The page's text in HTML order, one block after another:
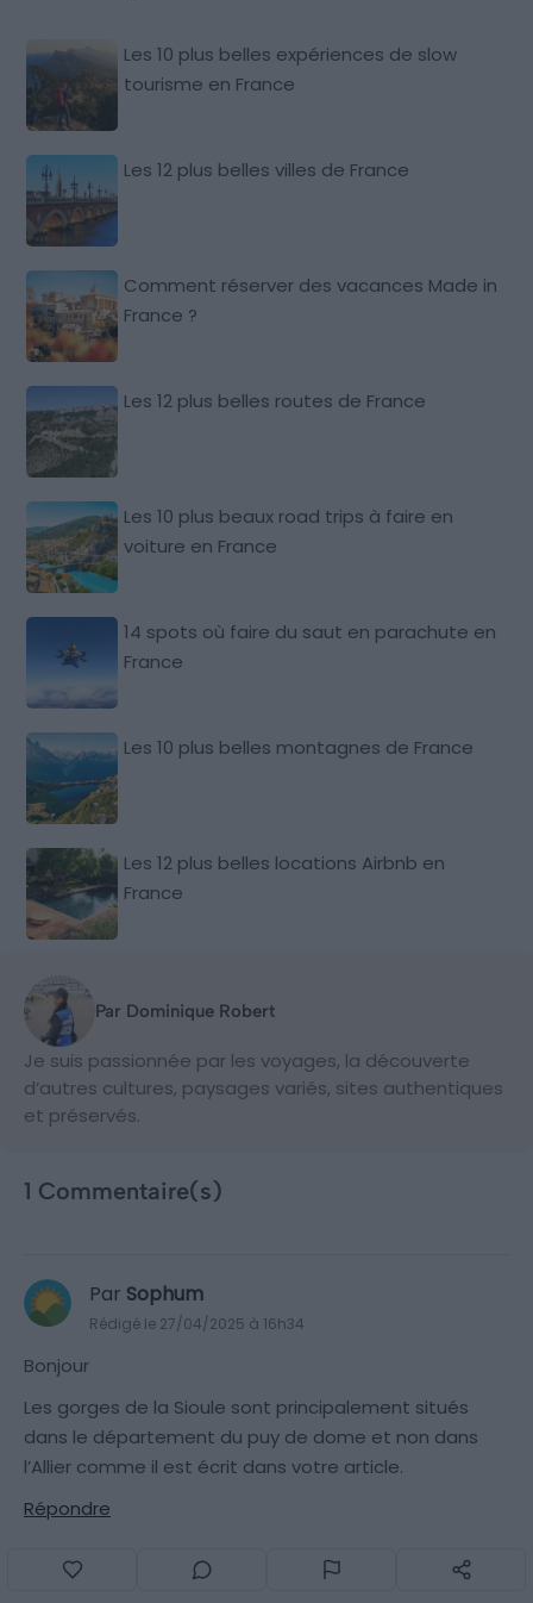
Les 10 plus belles expériences de slow
tourisme en France
Les 12 plus belles villes de France
Comment réserver des vacances Made in
France ?
Les 12 plus belles routes de France
Les 10 plus beaux road trips à faire en
voiture en France
14 spots où faire du saut en parachute en
France
Les 10 plus belles montagnes de France
Les 12 plus belles locations Airbnb en
France
Par Dominique Robert
Je suis passionnée par les voyages, la découverte
d’autres cultures, paysages variés, sites authentiques
et préservés.
1 Commentaire(s)
Par Sophum
Rédigé le 27/04/2025 à 16h34
Bonjour
Les gorges de la Sioule sont principalement situés
dans le département du puy de dome et non dans
l’Allier comme il est écrit dans votre article.
Répondre
Laisser un commentaire